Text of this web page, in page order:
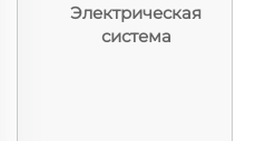
Электрическая
система